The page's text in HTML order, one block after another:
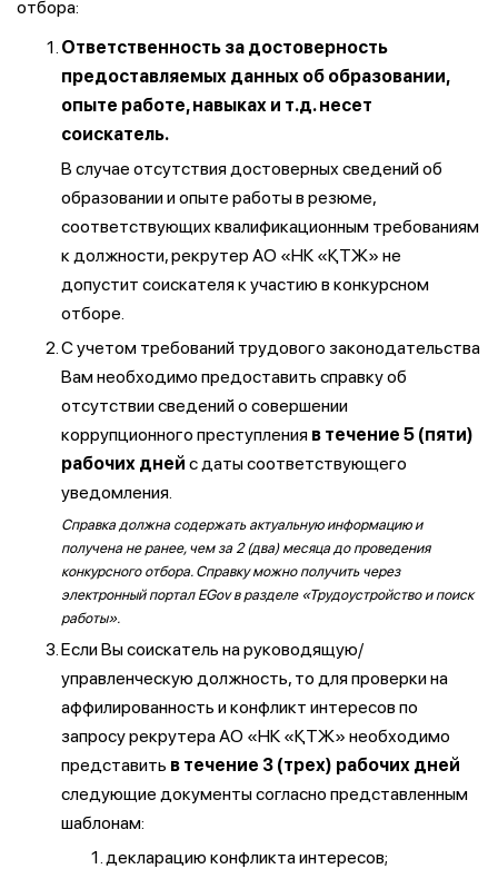
отбора:
Ответственность за достоверность
предоставляемых данных об образовании,
опыте работе, навыках и т.д. несет
соискатель.
В случае отсутствия достоверных сведений об
образовании и опыте работы в резюме,
соответствующих квалификационным требованиям
к должности, рекрутер АО «НК «ҚТЖ» не
допустит соискателя к участию в конкурсном
отборе.
С учетом требований трудового законодательства
Вам необходимо предоставить справку об
отсутствии сведений о совершении
коррупционного преступления в течение 5 (пяти)
рабочих дней с даты соответствующего
уведомления.
Справка должна содержать актуальную информацию и
получена не ранее, чем за 2 (два) месяца до проведения
конкурсного отбора. Справку можно получить через
электронный портал EGov в разделе «Трудоустройство и поиск
работы».
Если Вы соискатель на руководящую/
управленческую должность, то для проверки на
аффилированность и конфликт интересов по
запросу рекрутера АО «НК «ҚТЖ» необходимо
представить в течение 3 (трех) рабочих дней
следующие документы согласно представленным
шаблонам:
декларацию конфликта интересов;